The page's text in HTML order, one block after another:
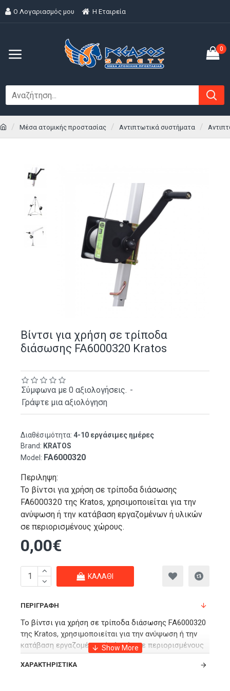
Ο Λογαριασμός μου H Εταιρεία
0
Μέσα ατομικής προστασίας Αντιπτωτικά συστήματα
Βίντσι για χρήση σε τρίποδα
διάσωσης FA6000320 Kratos
Διαθέσιμότητα: 4-10 εργάσιμες ημέρες
Brand: KRATOS
Model: FA6000320
Σύμφωνα με 0 αξιολογήσεις. -
Γράψτε μια αξιολόγηση
Περιληψη:
Το βίντσι για χρήση σε τρίποδα διάσωσης
FA6000320 της Kratos, χρησιμοποιείται για την
ανύψωση ή την κατάβαση εργαζομένων ή υλικών
σε περιορισμένους χώρους.
0,00€
ΚΑΛΆΘΙ
ΠΕΡΙΓΡΑΦΉ
Το βίντσι για χρήση σε τρίποδα διάσωσης FA6000320
της Kratos, χρησιμοποιείται για την ανύψωση ή την
κατάβαση εργαζομένων ή υλικών σε περιορισμένους
χώρους.
ΧΑΡΑΚΤΗΡΙΣΤΙΚΆ